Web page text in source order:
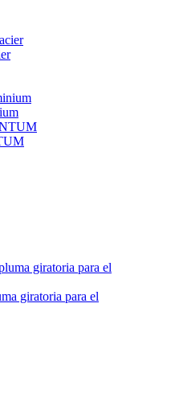
giratoria para el